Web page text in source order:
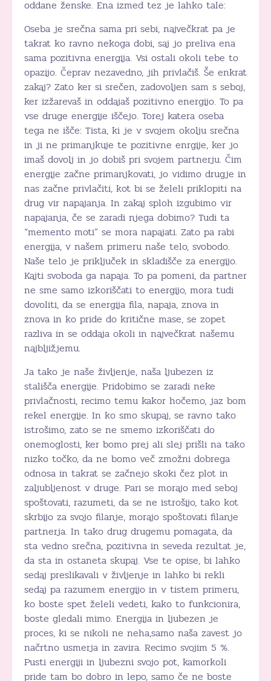
oddane ženske. Ena izmed tez je lahko tale:
Oseba je srečna sama pri sebi, največkrat pa je
takrat ko ravno nekoga dobi, saj jo preliva ena
sama pozitivna energija. Vsi ostali okoli tebe to
opazijo. Čeprav nezavedno, jih privlačiš. Še enkrat
zakaj? Zato ker si srečen, zadovoljen sam s seboj,
ker izžarevaš in oddajaš pozitivno energijo. To pa
vse druge energije iščejo. Torej katera oseba
tega ne išče: Tista, ki je v svojem okolju srečna
in ji ne primanjkuje te pozitivne enrgije, ker jo
imaš dovolj in jo dobiš pri svojem partnerju. Čim
energije začne primanjkovati, jo vidimo drugje in
nas začne privlačiti, kot bi se želeli priklopiti na
drug vir napajanja. In zakaj sploh izgubimo vir
napajanja, če se zaradi njega dobimo? Tudi ta
“memento moti” se mora napajati. Zato pa rabi
energija, v našem primeru naše telo, svobodo.
Naše telo je priključek in skladišče za energijo.
Kajti svoboda ga napaja. To pa pomeni, da partner
ne sme samo izkoriščati to energijo, mora tudi
dovoliti, da se energija fila, napaja, znova in
znova in ko pride do kritične mase, se zopet
razliva in se oddaja okoli in največkrat našemu
najbljižjemu.
Ja tako je naše življenje, naša ljubezen iz
stališča energije. Pridobimo se zaradi neke
privlačnosti, recimo temu kakor hočemo, jaz bom
rekel energije. In ko smo skupaj, se ravno tako
istrošimo, zato se ne smemo izkoriščati do
onemoglosti, ker bomo prej ali slej prišli na tako
nizko točko, da ne bomo več zmožni dobrega
odnosa in takrat se začnejo skoki čez plot in
zaljubljenost v druge. Pari se morajo med seboj
spoštovati, razumeti, da se ne istrošijo, tako kot
skrbijo za svojo filanje, morajo spoštovati filanje
partnerja. In tako drug drugemu pomagata, da
sta vedno srečna, pozitivna in seveda rezultat je,
da sta in ostaneta skupaj. Vse te opise, bi lahko
sedaj preslikavali v življenje in lahko bi rekli
sedaj pa razumem energijo in v tistem primeru,
ko boste spet želeli vedeti, kako to funkcionira,
boste gledali mimo. Energija in ljubezen je
proces, ki se nikoli ne neha,samo naša zavest jo
načrtno usmerja in zavira. Recimo svojim 5 %.
Pusti energiji in ljubezni svojo pot, kamorkoli
pride tam bo dobro in lepo, samo če ne boste